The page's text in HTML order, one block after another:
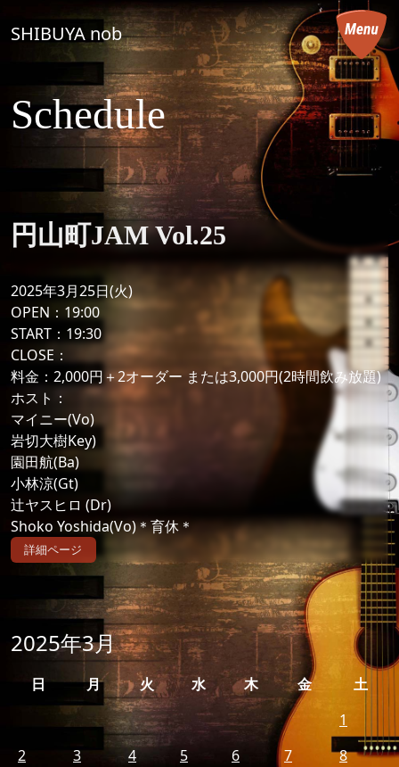
コンテンツへスキップ
メインナビゲーション
SHIBUYA nob
Schedule
円山町JAM Vol.25
2025年3月25日(火)
OPEN：19:00
START：19:30
CLOSE：
料金：2,000円＋2オーダー または3,000円(2時間飲み放題)
ホスト：
マイニー(Vo)
岩切大樹Key)
園田航(Ba)
小林涼(Gt)
辻ヤスヒロ (Dr)
Shoko Yoshida(Vo)＊育休＊
詳細ページ
2025年3月
日 月 火 水 木 金 土
1
2
3 4 5 6 7
8